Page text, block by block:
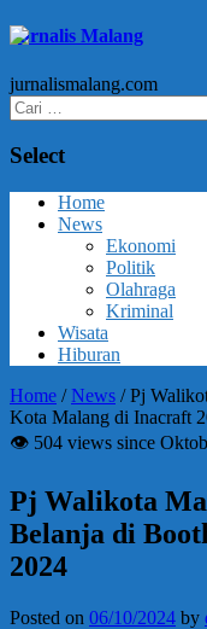
Jurnalis Malang
jurnalismalang.com
Cari
untuk:
Select
Home
News
Ekonomi
Politik
Olahraga
Kriminal
Wisata
Hiburan
Home /News /Pj
Kota Malang di Inacraft
👁 504 views since
Pj Walikota
Belanja di
2024
Posted on 06/10/2024 by